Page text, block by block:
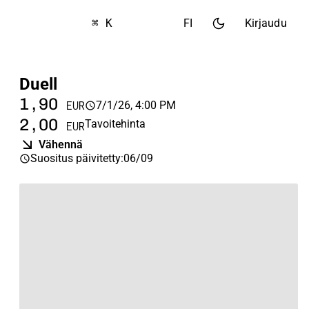
⌘ K FI Kirjaudu
Duell
1,90 EUR 7/1/26, 4:00 PM
2,00 EURTavoitehinta
Vähennä
Suositus päivitetty:06/09